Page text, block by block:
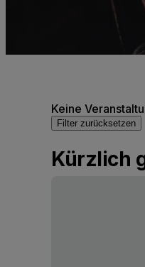
Keine
Filter zurücksetzen
Kürzlich